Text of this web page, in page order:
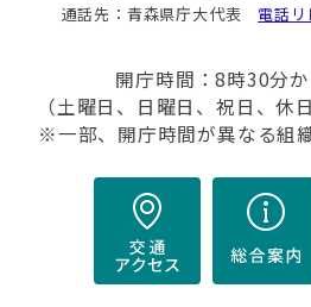
通話先：青森県庁大代表 電話
開庁時間：8時30分
（土曜日、日曜日、祝日、休
※一部、開庁時間が異なる組